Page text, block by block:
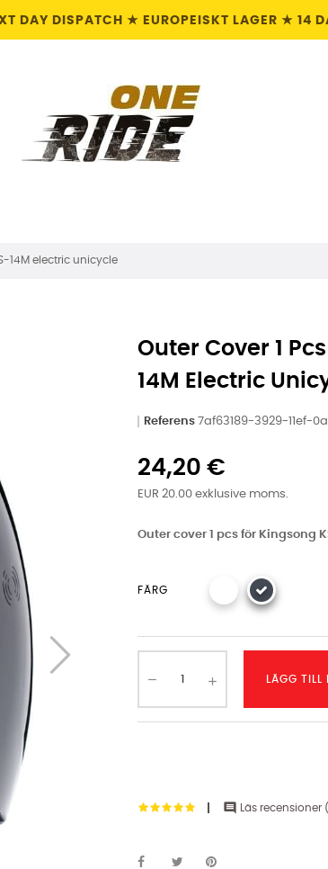
DAY DISPATCH ★ EUROPEISKT LAGER ★ 14
14M electric unicycle
Outer Cover 1
14M Electric
Referens 7af63189-3929-11ef-
24,20 €
EUR 20.00 exklusive moms.
Outer cover 1 pcs för Kingsong
FÄRG
LÄGG
 Läs recensioner (